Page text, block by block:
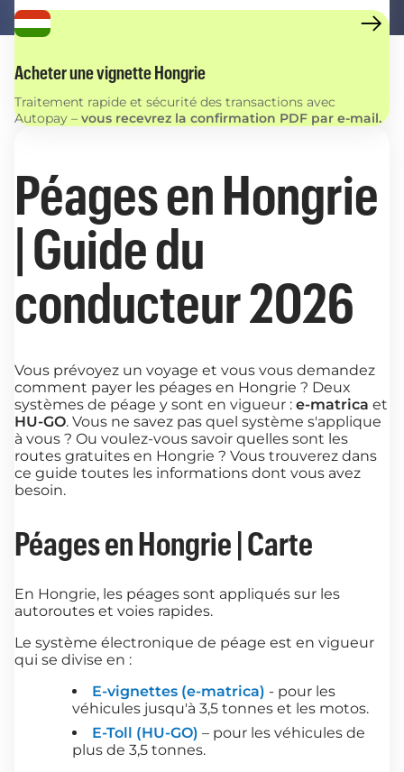
Acheter une vignette Hongrie
Traitement rapide et sécurité des transactions avec
Autopay – vous recevrez la confirmation PDF par e-mail.
Péages en Hongrie
| Guide du
conducteur 2026
Vous prévoyez un voyage et vous vous demandez
comment payer les péages en Hongrie ? Deux
systèmes de péage y sont en vigueur : e-matrica et
HU-GO. Vous ne savez pas quel système s'applique
à vous ? Ou voulez-vous savoir quelles sont les
routes gratuites en Hongrie ? Vous trouverez dans
ce guide toutes les informations dont vous avez
besoin.
Péages en Hongrie | Carte
En Hongrie, les péages sont appliqués sur les
autoroutes et voies rapides.
Le système électronique de péage est en vigueur
qui se divise en :
E-vignettes (e-matrica) - pour les
véhicules jusqu'à 3,5 tonnes et les motos.
E-Toll (HU-GO) – pour les véhicules de
plus de 3,5 tonnes.